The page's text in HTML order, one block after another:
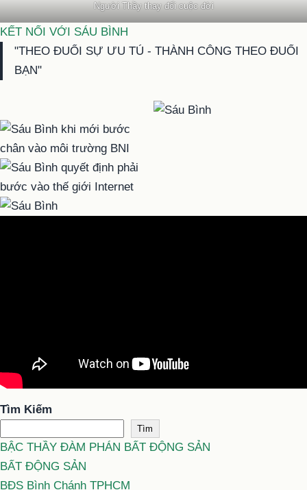
Người Thầy thay đổi cuộc đời
KẾT NỐI VỚI SÁU BÌNH
"THEO ĐUỔI SỰ ƯU TÚ - THÀNH CÔNG THEO ĐUỔI
BẠN"
Tìm Kiếm
Tìm
BẬC THẦY ĐÀM PHÁN BẤT ĐỘNG SẢN
BẤT ĐỘNG SẢN
BĐS Bình Chánh TPHCM